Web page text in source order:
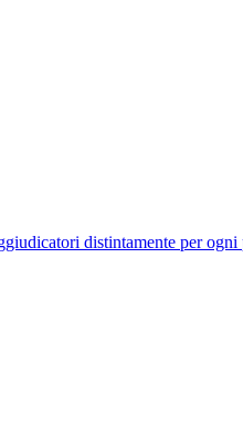
distintamente per ogni